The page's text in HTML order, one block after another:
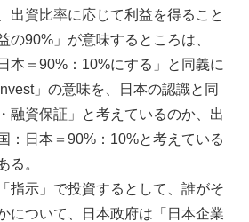
出資比率に応じて利益を得ること
の90%」が意味するところは、
本＝90%：10%にする」と同義に
」の意味を、日本の認識と同
融資保証」と考えているのか、出
：日本＝90%：10%と考えている
る。
指示」で投資するとして、誰がそ
について、日本政府は「日本企業